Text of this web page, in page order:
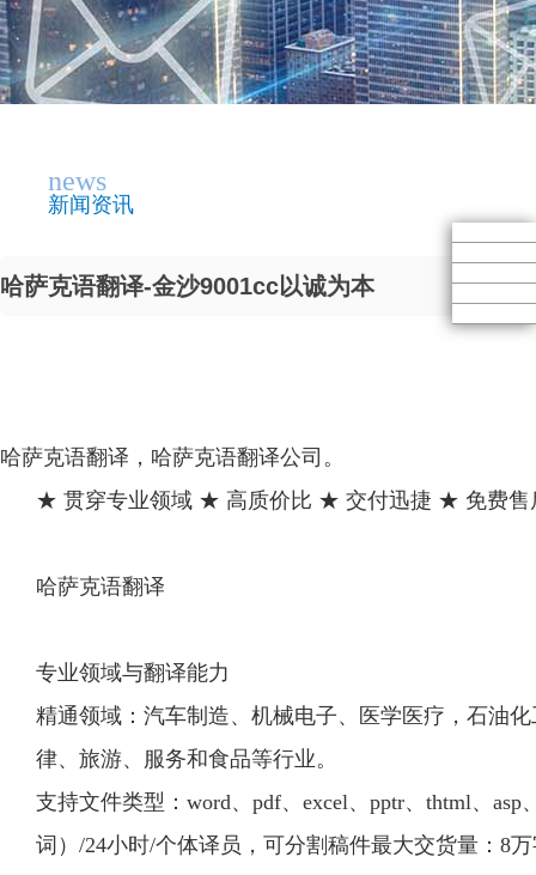
news
新闻资讯
哈萨克语翻译-金沙9001cc以诚为本
哈萨克语翻译，哈萨克语翻译公司。
★ 贯穿专业领域 ★ 高质价比 ★ 交付迅捷 ★ 免费售
哈萨克语翻译
专业领域与翻译能力
精通领域：汽车制造、机械电子、医学医疗，石油
律、旅游、服务和食品等行业。
支持文件类型：word、pdf、excel、pptr、thtml、
词）/24小时/个体译员，可分割稿件最大交货量：8